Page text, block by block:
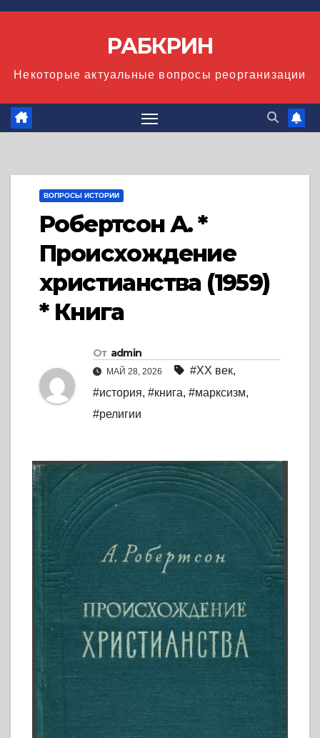
Перейти
РАБКРИН
Некоторые актуальные вопросы реорганизации
ВОПРОСЫ ИСТОРИИ
Робертсон А. *
Происхождение
христианства (1959)
* Книга
От admin
МАЙ 28, 2026 #XX век,
#история, #книга, #марксизм,
#религии